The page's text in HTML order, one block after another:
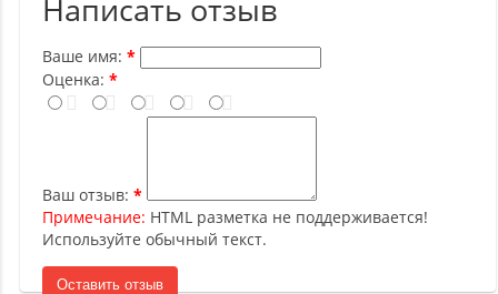
Написать отзыв
Ваше имя:
Оценка:
Ваш отзыв:
Примечание: HTML разметка не поддерживается!
Используйте обычный текст.
Оставить отзыв